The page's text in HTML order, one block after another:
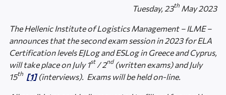
Tuesday, 23th May 2023
The Hellenic Institute of Logistics Management – ILME –
announces that the second exam session in 2023 for ELA
Certification levels EJLog and ESLog in Greece and Cyprus,
will take place on July 1st/ 2nd(written exams) and July
15th [1](interviews). Exams will be held on-line.